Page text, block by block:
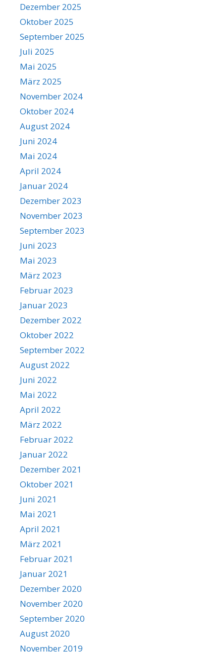
Dezember 2025
Oktober 2025
September 2025
Juli 2025
Mai 2025
März 2025
November 2024
Oktober 2024
August 2024
Juni 2024
Mai 2024
April 2024
Januar 2024
Dezember 2023
November 2023
September 2023
Juni 2023
Mai 2023
März 2023
Februar 2023
Januar 2023
Dezember 2022
Oktober 2022
September 2022
August 2022
Juni 2022
Mai 2022
April 2022
März 2022
Februar 2022
Januar 2022
Dezember 2021
Oktober 2021
Juni 2021
Mai 2021
April 2021
März 2021
Februar 2021
Januar 2021
Dezember 2020
November 2020
September 2020
August 2020
November 2019